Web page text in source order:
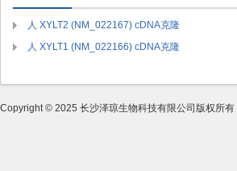
人 XYLT2 (NM_022167) cDNA克隆
人 XYLT1 (NM_022166) cDNA克隆
Copyright © 2025 长沙泽琼生物科技有限公司版权所有